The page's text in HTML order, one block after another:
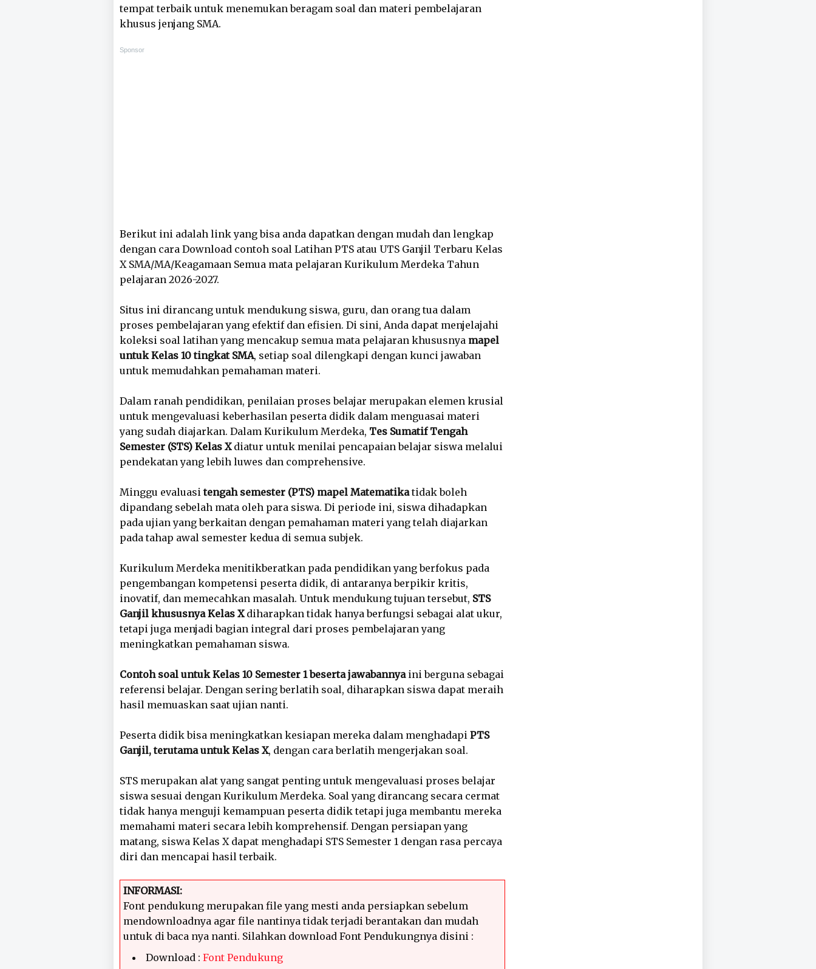
tempat terbaik untuk menemukan beragam soal dan materi pembelajaran
khusus jenjang SMA.
Sponsor
Berikut ini adalah link yang bisa anda dapatkan dengan mudah dan lengkap
dengan cara Download contoh soal Latihan PTS atau UTS Ganjil Terbaru Kelas
X SMA/MA/Keagamaan Semua mata pelajaran Kurikulum Merdeka Tahun
pelajaran 2026-2027.
Situs ini dirancang untuk mendukung siswa, guru, dan orang tua dalam
proses pembelajaran yang efektif dan efisien. Di sini, Anda dapat menjelajahi
koleksi soal latihan yang mencakup semua mata pelajaran khususnya mapel
untuk Kelas 10 tingkat SMA, setiap soal dilengkapi dengan kunci jawaban
untuk memudahkan pemahaman materi.
Dalam ranah pendidikan, penilaian proses belajar merupakan elemen krusial
untuk mengevaluasi keberhasilan peserta didik dalam menguasai materi
yang sudah diajarkan. Dalam Kurikulum Merdeka, Tes Sumatif Tengah
Semester (STS) Kelas Xdiatur untuk menilai pencapaian belajar siswa melalui
pendekatan yang lebih luwes dan comprehensive.
Minggu evaluasitengah semester (PTS) mapel Matematikatidak boleh
dipandang sebelah mata oleh para siswa. Di periode ini, siswa dihadapkan
pada ujian yang berkaitan dengan pemahaman materi yang telah diajarkan
pada tahap awal semester kedua di semua subjek.
Kurikulum Merdeka menitikberatkan pada pendidikan yang berfokus pada
pengembangan kompetensi peserta didik, di antaranya berpikir kritis,
inovatif, dan memecahkan masalah. Untuk mendukung tujuan tersebut, STS
Ganjil khususnya Kelas Xdiharapkan tidak hanya berfungsi sebagai alat ukur,
tetapi juga menjadi bagian integral dari proses pembelajaran yang
meningkatkan pemahaman siswa.
Contoh soal untuk Kelas 10 Semester 1 beserta jawabannyaini berguna sebagai
referensi belajar. Dengan sering berlatih soal, diharapkan siswa dapat meraih
hasil memuaskan saat ujian nanti.
Peserta didik bisa meningkatkan kesiapan mereka dalam menghadapi PTS
Ganjil, terutama untuk Kelas X, dengan cara berlatih mengerjakan soal.
STS merupakan alat yang sangat penting untuk mengevaluasi proses belajar
siswa sesuai dengan Kurikulum Merdeka. Soal yang dirancang secara cermat
tidak hanya menguji kemampuan peserta didik tetapi juga membantu mereka
memahami materi secara lebih komprehensif. Dengan persiapan yang
matang, siswa Kelas X dapat menghadapi STS Semester 1 dengan rasa percaya
diri dan mencapai hasil terbaik.
INFORMASI:
Font pendukung merupakan file yang mesti anda persiapkan sebelum
mendownloadnya agar file nantinya tidak terjadi berantakan dan mudah
untuk di baca nya nanti. Silahkan download Font Pendukungnya disini :
Download : Font Pendukung